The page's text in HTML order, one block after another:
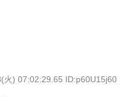
火) 07:02:29.65 ID:p60U15j60